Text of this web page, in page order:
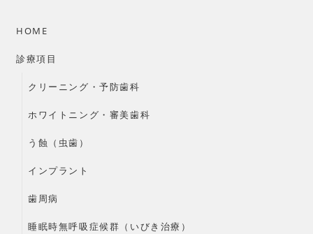
HOME
診療項目
クリーニング・予防歯科
ホワイトニング・審美歯科
う蝕（虫歯）
インプラント
歯周病
睡眠時無呼吸症候群（いびき治療）